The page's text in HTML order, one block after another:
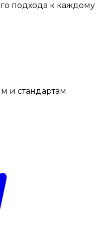
подхода к каждому
и стандартам